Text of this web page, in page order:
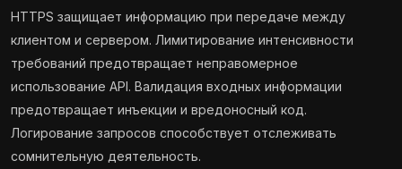
HTTPS защищает информацию при передаче между
клиентом и сервером. Лимитирование интенсивности
требований предотвращает неправомерное
использование API. Валидация входных информации
предотвращает инъекции и вредоносный код.
Логирование запросов способствует отслеживать
сомнительную деятельность.